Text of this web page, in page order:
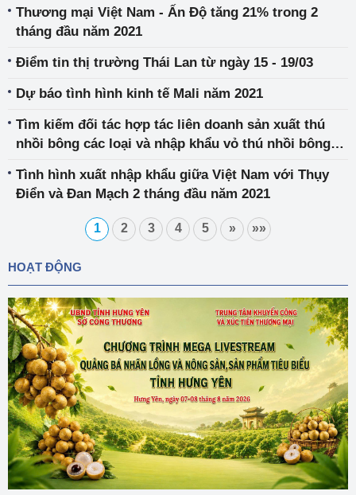
Thương mại Việt Nam - Ấn Độ tăng 21% trong 2
tháng đầu năm 2021
Điểm tin thị trường Thái Lan từ ngày 15 - 19/03
Dự báo tình hình kinh tế Mali năm 2021
Tìm kiếm đối tác hợp tác liên doanh sản xuất thú
nhồi bông các loại và nhập khẩu vỏ thú nhồi bông
Tình hình xuất nhập khẩu giữa Việt Nam với Thụy
Điển và Đan Mạch 2 tháng đầu năm 2021
1 2 3 4 5 » »»
HOẠT ĐỘNG